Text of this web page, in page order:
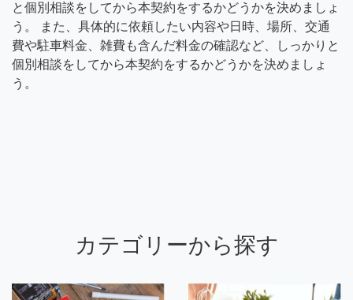
と個別相談をしてから本契約をするかどうかを決めましょ
う。 また、具体的に依頼したい内容や日時、場所、交通
費や駐車料金、雑費も含んだ料金の確認など、しっかりと
個別相談をしてから本契約をするかどうかを決めましょ
う。
カテゴリーから探す